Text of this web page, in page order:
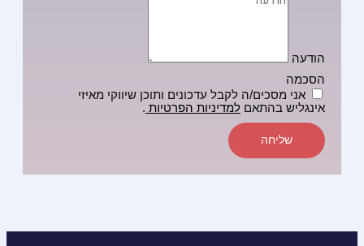
הודעה
הסכמה
אני מסכים/ה לקבל עדכונים ותוכן שיווקי מאיזי
אינגליש בהתאם למדיניות הפרטיות .
שליחה